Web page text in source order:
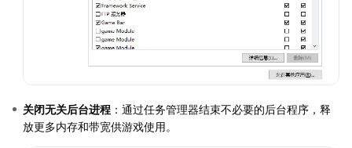
关闭无关后台进程 ：通过任务管理器结束不必要的后台程序，释
放更多内存和带宽供游戏使用。